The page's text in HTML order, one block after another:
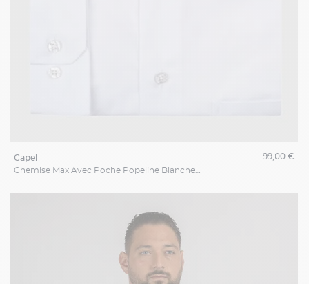
capel
Chemise Max Avec Poche Popeline Blanche Capel Grande Taille
99,00 €